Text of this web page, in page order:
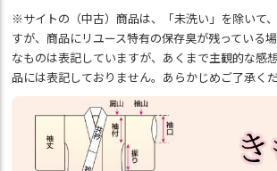
※サイトの（中古）商品は、「未洗い」を除いて
すが、商品にリユース特有の保存臭が残っている
なものは表記していますが、あくまで主観的な感
品には表記しておりません。あらかじめご了承くだ